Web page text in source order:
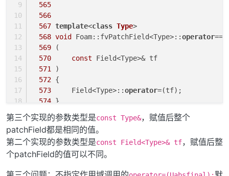
565
566
567 template<class Type>
568 void Foam::fvPatchField<Type>::operator==
569 (
570
const Field<Type>& tf
571 )
572 {
573
     Field<Type>::
operator=(tf);
574 }
575
576
577 template<class
578 void Foam::fvPatchField<Type>::operator==
579 (
第三个实现的参数类型是const Type&，赋值后整个
patchField都是相同的值。
第二个实现的参数类型是const Field<Type>& tf，赋值后整
个patchField的值可以不同。